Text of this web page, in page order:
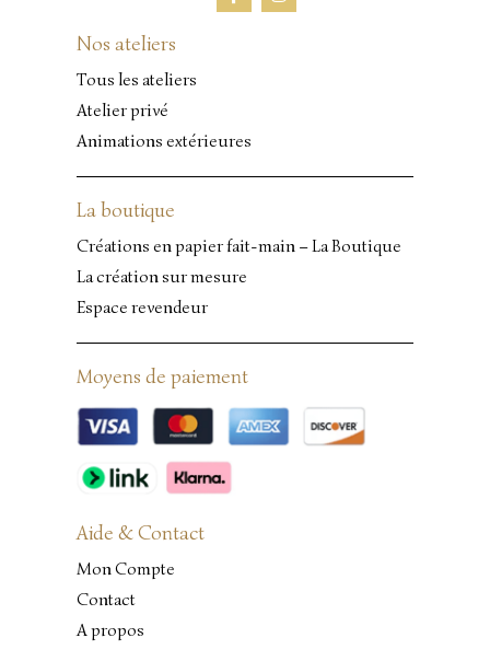
Nos ateliers
Tous les ateliers
Atelier privé
Animations extérieures
La boutique
Créations en papier fait-main – La Boutique
La création sur mesure
Espace revendeur
Moyens de paiement
Aide & Contact
Mon Compte
Contact
A propos